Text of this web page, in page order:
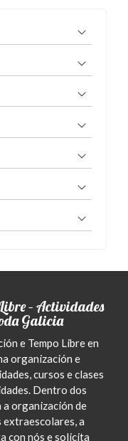
– Actividades
Galicia
e Tempo Libre en
organización e
cursos e clases
Dentro dos
a organización de
extraescolares, a
con nós e solicita